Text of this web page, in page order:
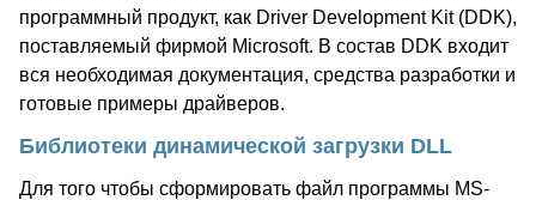
программный продукт, как Driver Development Kit (DDK),
поставляемый фирмой Microsoft. В состав DDK входит
вся необходимая документация, средства разработки и
готовые примеры драйверов.
Библиотеки динамической загрузки DLL
Для того чтобы сформировать файл программы MS-